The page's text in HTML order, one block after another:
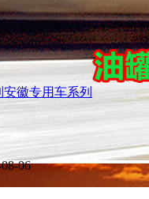
安徽专用车系列
06